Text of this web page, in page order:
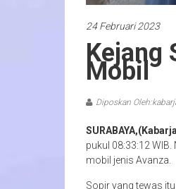
24 Februari 2023
Kejang
Mobil
Diposkan
pukul 08:33:12
mobil jenis Avanza.
Sopir yang tewas